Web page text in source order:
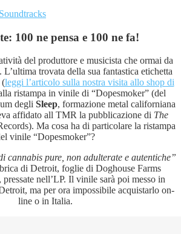
Soundtracks
100 ne pensa e 100 ne fa!
del produttore e musicista che ormai da
trovata della sua fantastica etichetta
leggi l’articolo sulla nostra visita allo shop di
ristampa in vinile di “Dopesmoker” (del
degli Sleep, formazione metal californiana
affidato all TMR la pubblicazione di The
Ma cosa ha di particolare la ristampa
vinile “Dopesmoker”?
cannabis pure, non adulterate e autentiche”
di Detroit, foglie di Doghouse Farms
nell’LP. Il vinile sarà poi messo in
ma per ora impossibile acquistarlo on-
line o in Italia.